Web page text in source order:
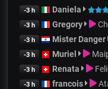
-3 h Daniela
-3 h Gregory
-3 h Mister Danger
-3 h Muriel
-3 h Renata
-3 h francois